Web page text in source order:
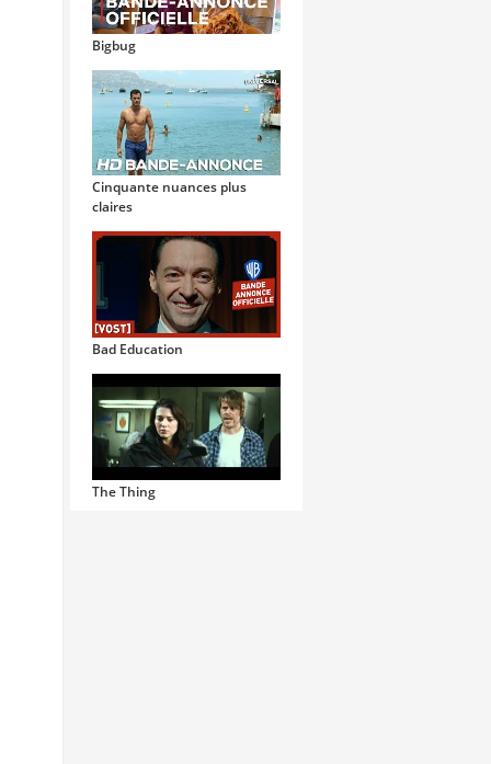
Bigbug
Cinquante nuances plus
claires
Bad Education
The Thing